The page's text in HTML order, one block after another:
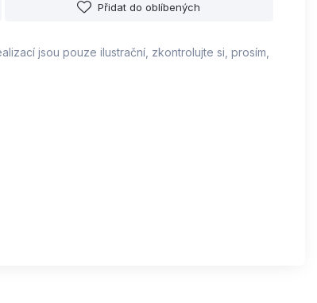
Přidat do oblíbených
jsou pouze ilustrační, zkontrolujte si, prosím,